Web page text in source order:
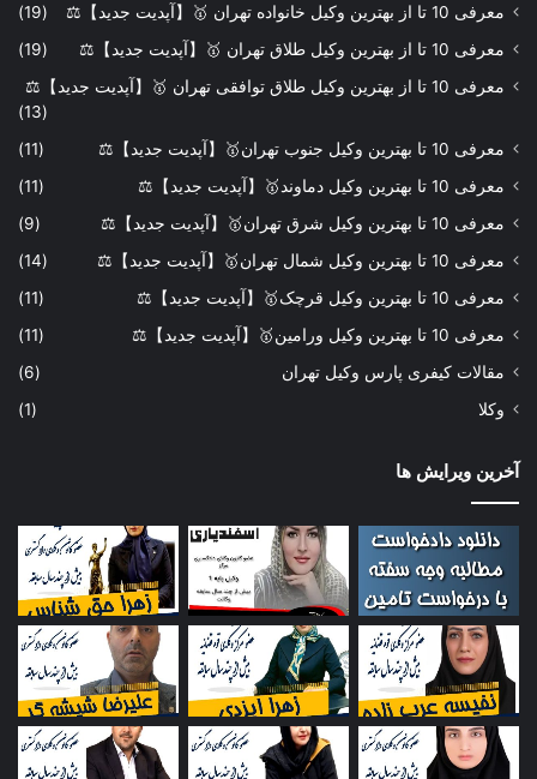
معرفی 10 تا از بهترین وکیل خانواده تهران 🥇【آپدیت جدید】⚖️
(19)
معرفی 10 تا از بهترین وکیل طلاق تهران 🥇【آپدیت جدید】⚖️
(19)
معرفی 10 تا از بهترین وکیل طلاق توافقی تهران 🥇【آپدیت جدید】⚖️
(13)
معرفی 10 تا بهترین وکیل جنوب تهران🥇【آپدیت جدید】⚖️
(11)
معرفی 10 تا بهترین وکیل دماوند🥇【آپدیت جدید】⚖️
(11)
معرفی 10 تا بهترین وکیل شرق تهران🥇【آپدیت جدید】⚖️
(9)
معرفی 10 تا بهترین وکیل شمال تهران🥇【آپدیت جدید】⚖️
(14)
معرفی 10 تا بهترین وکیل قرچک🥇【آپدیت جدید】⚖️
(11)
معرفی 10 تا بهترین وکیل ورامین🥇【آپدیت جدید】⚖️
(11)
مقالات کیفری پارس وکیل تهران
(6)
وکلا
(1)
آخرین ویرایش ها